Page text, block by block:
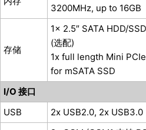
3200MHz, up to 16GB
存储
1x 2.5″ SATA HDD/SSD
(选配)
1x full length Mini PCIe
for mSATA SSD
I/O 接口
USB
2x USB2.0, 2x USB3.0